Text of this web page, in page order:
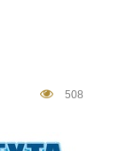
508